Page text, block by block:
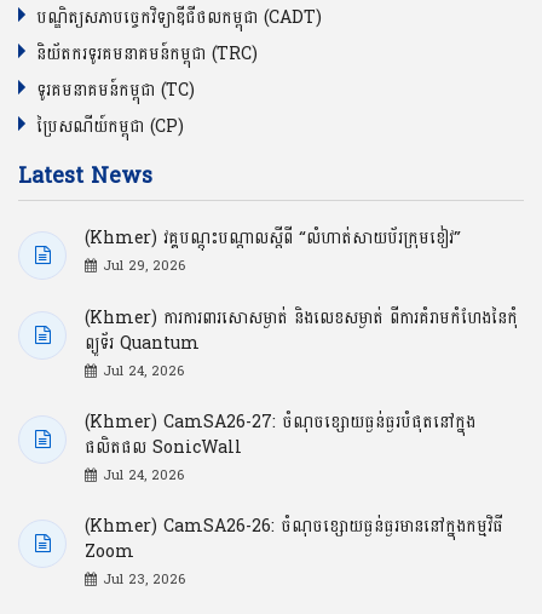
បណ្ឌិត្យសភាបច្ចេកវិទ្យាឌីជីថលកម្ពុជា (CADT)
និយ័តករទូរគមនាគមន៍កម្ពុជា (TRC)
ទូរគមនាគមន៍កម្ពុជា (TC)
ប្រៃសណីយ៍កម្ពុជា (CP)
Latest News
(Khmer) វគ្គបណ្ដុះបណ្ដាលស្ដីពី “លំហាត់សាយប័រក្រុមខៀវ”
Jul 29, 2026
(Khmer) ការការពារសោសម្ងាត់ និងលេខសម្ងាត់ ពីការគំរាមកំហែងនៃកុំ
ព្យូទ័រ Quantum
Jul 24, 2026
(Khmer) CamSA26-27: ចំណុចខ្សោយធ្ងន់ធ្ងរបំផុតនៅក្នុង
ផលិតផល SonicWall
Jul 24, 2026
(Khmer) CamSA26-26: ចំណុចខ្សោយធ្ងន់ធ្ងរមាននៅក្នុងកម្មវិធី
Zoom
Jul 23, 2026